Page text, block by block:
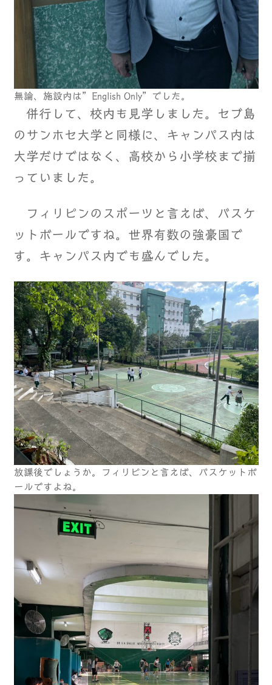
無論、施設内は”English Only”でした。
併行して、校内も見学しました。セブ島
のサンホセ大学と同様に、キャンパス内は
大学だけではなく、高校から小学校まで揃
っていました。
フィリピンのスポーツと言えば、バスケ
ットボールですね。世界有数の強豪国で
す。キャンパス内でも盛んでした。
放課後でしょうか。フィリピンと言えば、バスケットボ
ールですよね。